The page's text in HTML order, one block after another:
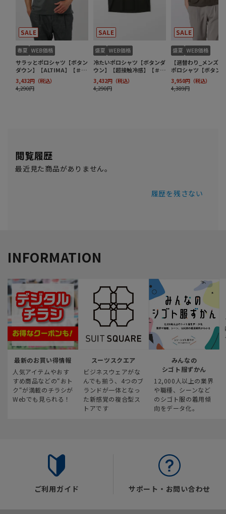
閲覧履歴
最近見た商品がありません。
履歴を残さない
INFORMATION
最新のお買い得情報
人気アイテムやおす
すめ商品などの“おト
ク“が満載のチラシが
Webでも見られる！
スーツスクエア
ビジネスウェアがな
んでも揃う、4つのブ
ランドが一体となっ
た新感覚の複合型ス
トアです
みんなの
シゴト服ずかん
12,000人以上の業界
や職種、シーンなど
のシゴト服の着用傾
向をデータ化。
ご利用ガイド サポート・お問い合わせ